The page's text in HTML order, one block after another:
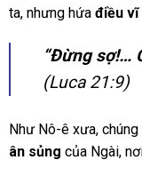
ta, nhưng hứa điều vĩ
“Đừng sợ!…
(Luca 21:9)
Như Nô-ê xưa,
ân sủng của Ngài,